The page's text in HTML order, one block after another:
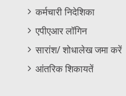
कर्मचारी निदेशिका
एपीएआर लॉगिन
सारांश/ शोधालेख जमा करें
आंतरिक शिकायतें